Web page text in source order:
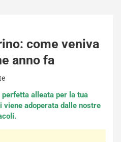
come veniva
anno fa
perfetta alleata per la tua
viene adoperata dalle nostre